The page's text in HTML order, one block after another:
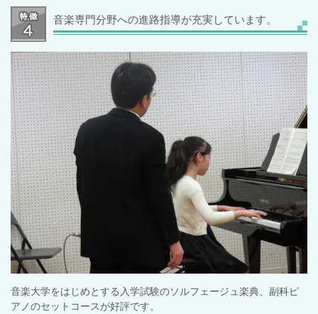
音楽専門分野への進路指導が充実しています。
音楽大学をはじめとする入学試験のソルフェージュ楽典、副科ピ
アノのセットコースが好評です。